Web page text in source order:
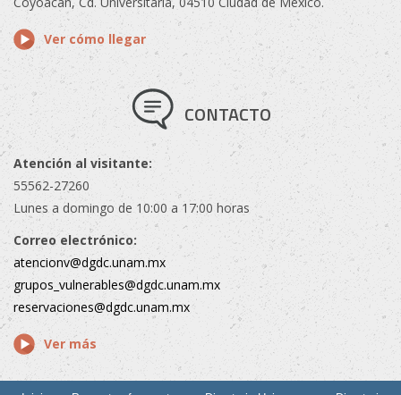
Ver cómo llegar
CONTACTO
Atención al visitante:
55562-27260
Lunes a domingo de 10:00 a 17:00 horas
Correo electrónico:
atencionv@dgdc.unam.mx
grupos_vulnerables@dgdc.unam.mx
reservaciones@dgdc.unam.mx
Ver más